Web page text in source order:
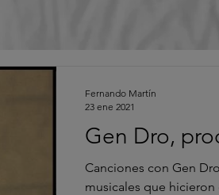
Gen Dro,
Canciones con Gen
musicales que hicieron
Fernando Martín
23 ene 2021